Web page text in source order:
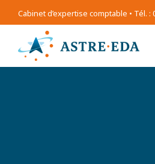
Cabinet d’expertise comptable • Tél. :